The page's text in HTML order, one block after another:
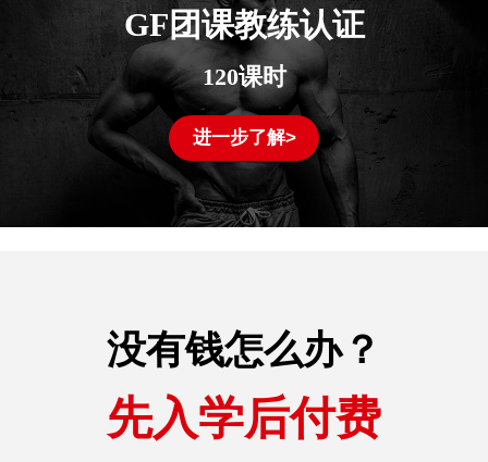
GF团课教练认证
120课时
进一步了解>
没有钱怎么办？
先入学后付费